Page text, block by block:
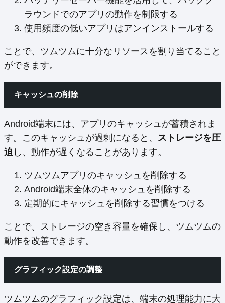
ラウンドでのアプリの動作を制限する
使用頻度の低いアプリはアンインストールする
ことで、ツムツムに十分なリソースを割り当てること
ができます。
キャッシュの削除
Android端末には、アプリのキャッシュが蓄積されま
す。このキャッシュが過剰になると、 ストレージを圧
迫 し、動作が遅くなることがあります。
ツムツムアプリのキャッシュを削除する
Android端末全体のキャッシュを削除する
定期的にキャッシュを削除する習慣をつける
ことで、ストレージの空き容量を確保し、ツムツムの
動作を改善できます。
グラフィック設定の調整
ツムツムのグラフィック設定は、端末の処理能力に大